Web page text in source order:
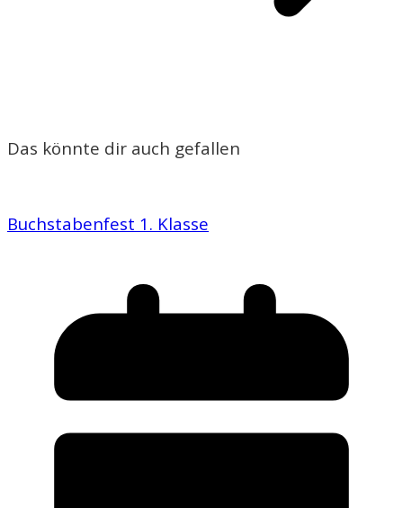
Das könnte dir auch gefallen
Buchstabenfest 1. Klasse